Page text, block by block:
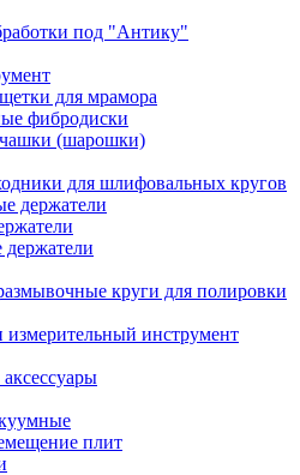
под "Антику"
для мрамора
фибродиски
(шарошки)
для шлифовальных кругов
держатели
круги для полировки
измерительный инструмент
плит